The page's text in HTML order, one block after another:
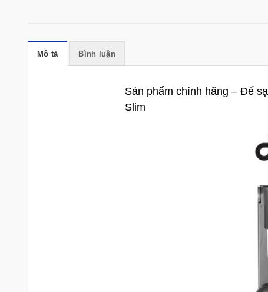
Mô tả Bình luận
Sản phẩm chính hãng – Đế
Slim